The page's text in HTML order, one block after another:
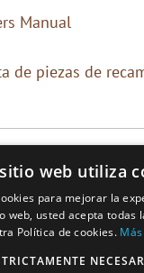
Manual
de piezas de
sitio web utiliza
para mejorar la
web, usted acepta todas
Política de cookies.